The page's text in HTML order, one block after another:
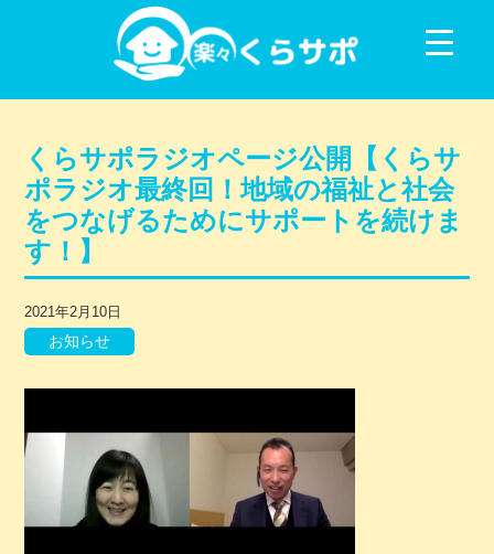
コンテンツに移動
くらサポラジオページ公開【くらサ
ポラジオ最終回！地域の福祉と社会
をつなげるためにサポートを続けま
す！】
2021年2月10日
お知らせ